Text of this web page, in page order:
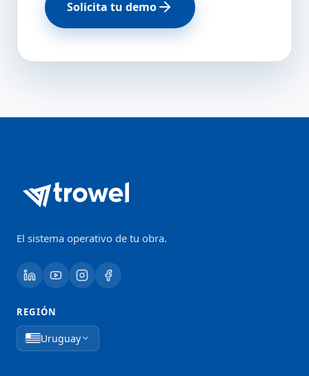
Solicita tu demo
El sistema operativo de tu obra.
REGIÓN
Uruguay